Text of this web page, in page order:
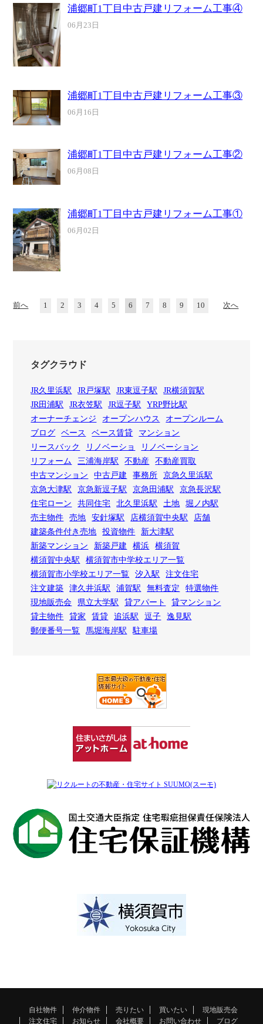
浦郷町1丁目中古戸建リフォーム工事④
06月23日
浦郷町1丁目中古戸建リフォーム工事③
06月16日
浦郷町1丁目中古戸建リフォーム工事②
06月08日
浦郷町1丁目中古戸建リフォーム工事①
06月02日
前へ 1 2 3 4 5 6 7 8 9 10 次へ
タグクラウド
JR久里浜駅 JR戸塚駅 JR東逗子駅
JR横須賀駅
JR田浦駅
JR衣笠駅 JR逗子駅
YRP野比駅
オーナーチェンジ
オープンハウス
オープンルーム
ブログ
ベース ベース賃貸
マンション
リースバック
リノベーショ
リノベーション
リフォーム
三浦海岸駅 不動産
不動産買取
中古マンション
中古戸建 事務所
京急久里浜駅
京急大津駅
京急新逗子駅 京急田浦駅
京急長沢駅
住宅ローン
共同住宅 北久里浜駅 土地
堀ノ内駅
売主物件
売地 安針塚駅 店横須賀中央駅
店舗
建築条件付き売地
投資物件
新大津駅
新築マンション
新築戸建 横浜
横須賀
横須賀中央駅
横須賀市中学校エリア一覧
横須賀市小学校エリア一覧
汐入駅
注文住宅
注文建築
津久井浜駅 浦賀駅 無料査定
特選物件
現地販売会
県立大学駅 貸アパート
貸マンション
貸主物件
貸家 賃貸 追浜駅 逗子
逸見駅
郵便番号一覧
馬堀海岸駅 駐車場
自社物件 仲介物件 売りたい 買いたい
現地販売会
注文住宅
お知らせ 会社概要 お問い合わせ ブログ